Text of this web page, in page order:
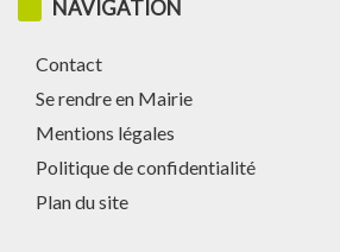
NAVIGATION
Contact
Se rendre en Mairie
Mentions légales
Politique de confidentialité
Plan du site